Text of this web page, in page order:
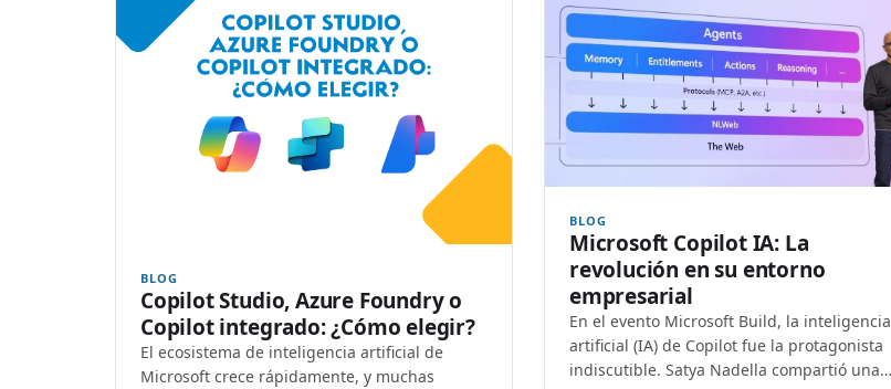
BLOG
Copilot Studio, Azure Foundry o
Copilot integrado: ¿Cómo elegir?
El ecosistema de inteligencia artificial de
Microsoft crece rápidamente, y muchas
BLOG
Microsoft Copilot IA: La
revolución en su entorno
empresarial
En el evento Microsoft Build, la inteligencia
artificial (IA) de Copilot fue la protagonista
indiscutible. Satya Nadella compartió una